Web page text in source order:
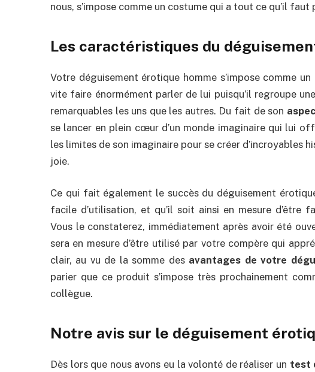
nous, s’impose comme un costume qui a tout ce qu’il
Les caractéristiques du
Votre déguisement érotique homme s’impose comme
vite faire énormément parler de lui puisqu’il regroupe
remarquables les uns que les autres. Du fait de son
se lancer en plein cœur d’un monde imaginaire qui lui
les limites de son imaginaire pour se créer d’incroyables
joie.
Ce qui fait également le succès du déguisement
facile d’utilisation, et qu’il soit ainsi en mesure d’être
Vous le constaterez, immédiatement après avoir été
sera en mesure d’être utilisé par votre compère qui
clair, au vu de la somme des avantages de votre
parier que ce produit s’impose très prochainement
collègue.
Notre avis sur le déguisement
Dès lors que nous avons eu la volonté de réaliser un test